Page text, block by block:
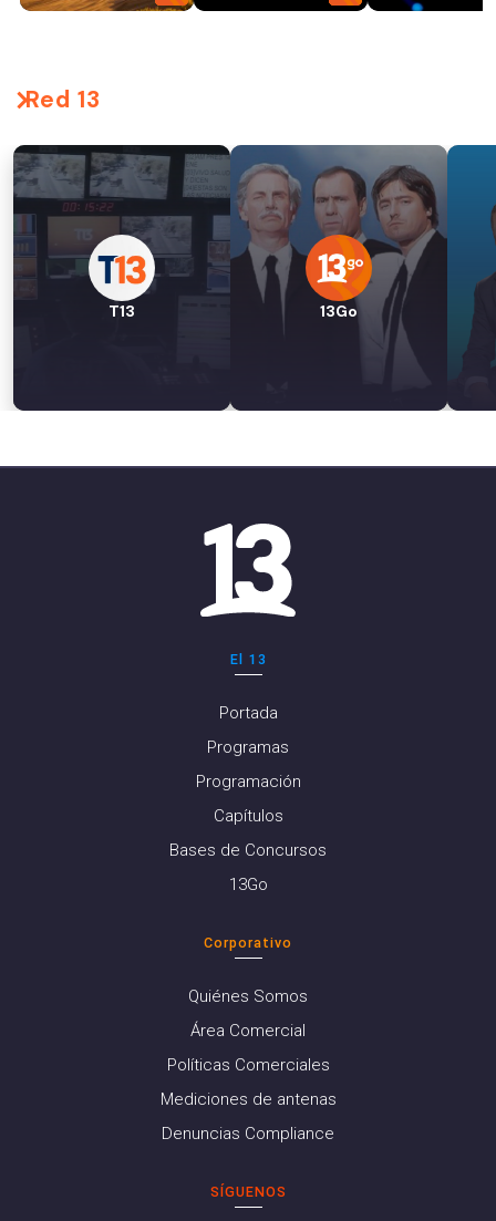
Red 13
T13 13Go
El 13
Portada
Programas
Programación
Capítulos
Bases de Concursos
13Go
Corporativo
Quiénes Somos
Área Comercial
Políticas Comerciales
Mediciones de antenas
Denuncias Compliance
SÍGUENOS